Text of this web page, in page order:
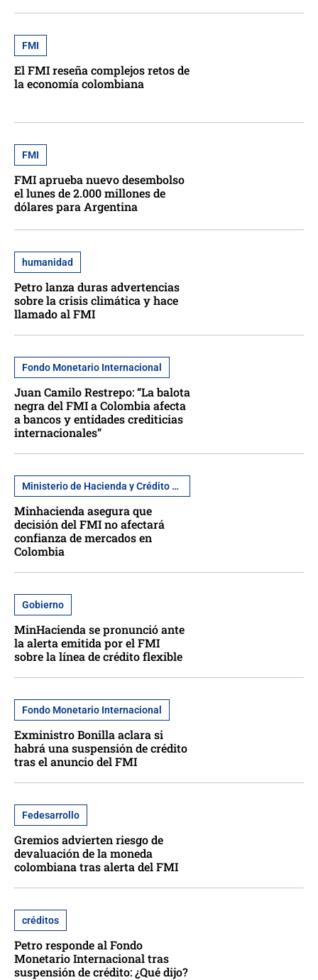
FMI
El FMI reseña complejos retos de
la economía colombiana
FMI
FMI aprueba nuevo desembolso
el lunes de 2.000 millones de
dólares para Argentina
humanidad
Petro lanza duras advertencias
sobre la crisis climática y hace
llamado al FMI
Fondo Monetario Internacional
Juan Camilo Restrepo: “La balota
negra del FMI a Colombia afecta
a bancos y entidades crediticias
internacionales”
Ministerio de Hacienda y Crédito Público
Minhacienda asegura que
decisión del FMI no afectará
confianza de mercados en
Colombia
Gobierno
MinHacienda se pronunció ante
la alerta emitida por el FMI
sobre la línea de crédito flexible
Fondo Monetario Internacional
Exministro Bonilla aclara si
habrá una suspensión de crédito
tras el anuncio del FMI
Fedesarrollo
Gremios advierten riesgo de
devaluación de la moneda
colombiana tras alerta del FMI
créditos
Petro responde al Fondo
Monetario Internacional tras
suspensión de crédito: ¿Qué dijo?